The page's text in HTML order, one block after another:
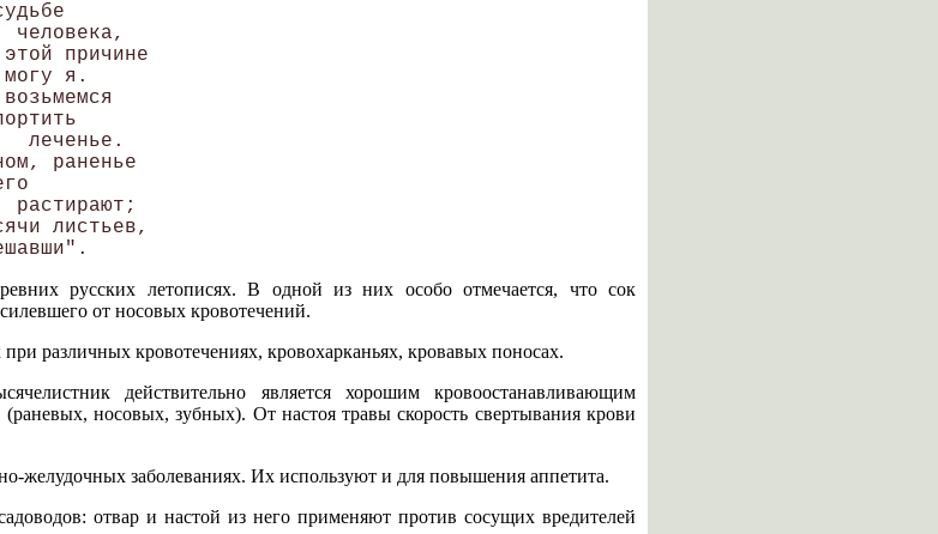
человека,
причине
могу я.
леченье.
раненье
растирают;
листьев,
русских летописях. В одной из них особо отмечается, что сок
от носовых кровотечений.
различных кровотечениях, кровохарканьях, кровавых поносах.
действительно является хорошим кровоостанавливающим
носовых, зубных). От настоя травы скорость свертывания крови
желудочных заболеваниях. Их используют и для повышения аппетита.
отвар и настой из него применяют против сосущих вредителей